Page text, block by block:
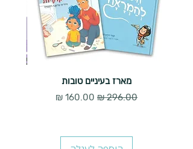
מארז בעיניים טובות
מחיר רגיל
מחיר מבצע